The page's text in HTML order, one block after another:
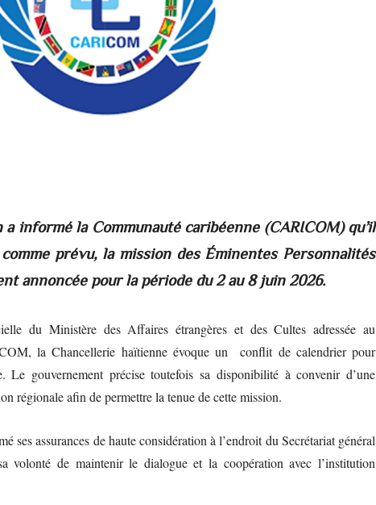
informé la Communauté caribéenne (CARICOM) qu’il
prévu, la mission des Éminentes Personnalités
annoncée pour la période du 2 au 8 juin 2026.
du Ministère des Affaires étrangères et des Cultes adressée au
la Chancellerie haïtienne évoque un conflit de calendrier pour
gouvernement précise toutefois sa disponibilité à convenir d’une
régionale afin de permettre la tenue de cette mission.
ses assurances de haute considération à l’endroit du Secrétariat général
volonté de maintenir le dialogue et la coopération avec l’institution